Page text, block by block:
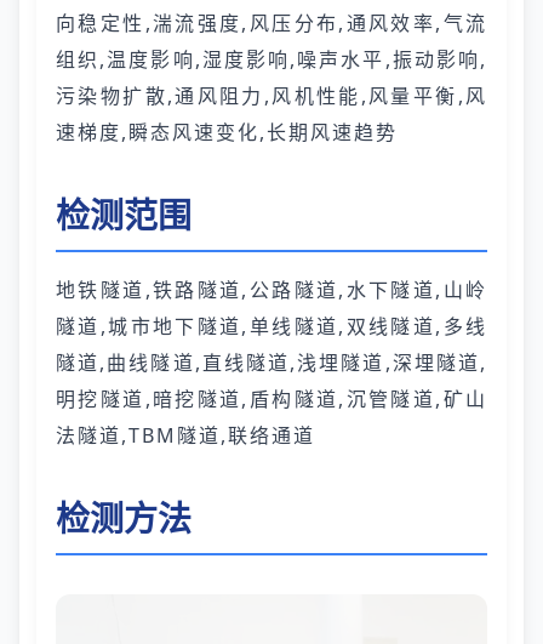
向稳定性,湍流强度,风压分布,通风效率,气流
组织,温度影响,湿度影响,噪声水平,振动影响,
污染物扩散,通风阻力,风机性能,风量平衡,风
速梯度,瞬态风速变化,长期风速趋势
检测范围
地铁隧道,铁路隧道,公路隧道,水下隧道,山岭
隧道,城市地下隧道,单线隧道,双线隧道,多线
隧道,曲线隧道,直线隧道,浅埋隧道,深埋隧道,
明挖隧道,暗挖隧道,盾构隧道,沉管隧道,矿山
法隧道,TBM隧道,联络通道
检测方法